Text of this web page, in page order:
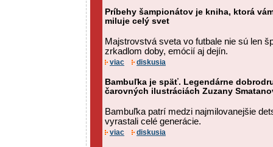
Príbehy šampionátov je kniha, ktorá
miluje celý svet
Majstrovstvá sveta vo futbale nie sú len
zrkadlom doby, emócií aj dejín.
viac diskusia
Bambuľka je späť. Legendárne
čarovných ilustráciách Zuzany
Bambuľka patrí medzi najmilovanejšie
vyrastali celé generácie.
viac diskusia